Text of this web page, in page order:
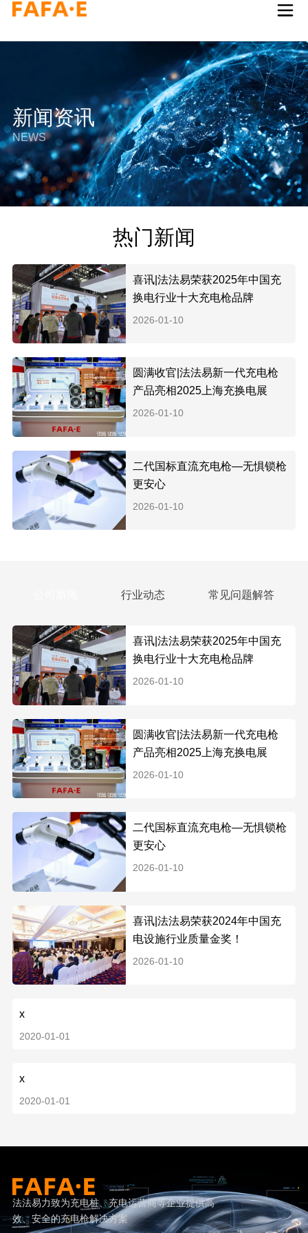
内
新闻资讯
NEWS
热门新闻
喜讯|法法易荣获2025年中国充
换电行业十大充电枪品牌
2026-01-10
圆满收官|法法易新一代充电枪
产品亮相2025上海充换电展
2026-01-10
二代国标直流充电枪—无惧锁枪
更安心
2026-01-10
行业动态 常见问题解答
喜讯|法法易荣获2025年中国充
换电行业十大充电枪品牌
2026-01-10
圆满收官|法法易新一代充电枪
产品亮相2025上海充换电展
2026-01-10
二代国标直流充电枪—无惧锁枪
更安心
2026-01-10
喜讯|法法易荣获2024年中国充
电设施行业质量金奖！
2026-01-10
x
2020-01-01
x
2020-01-01
法法易力致为充电桩、充电运营商等企业提供高
效、安全的充电枪解决方案